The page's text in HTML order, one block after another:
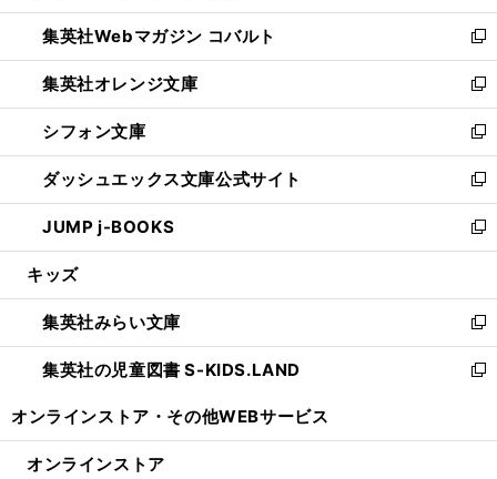
開
く
ウ
で
開
く
ン
ド
ウ
で
開
く
ウ
ィ
ン
ド
ウ
で
開
く
集英社Webマガジン コバルト
新
し
い
ウ
ィ
ン
ド
ウ
で
開
集英社オレンジ文庫
新
し
い
ウ
ィ
ン
ド
ウ
開
く
シフォン文庫
新
し
い
ウ
ィ
ン
ウ
で
開
く
ダッシュエックス文庫公式サイト
新
し
い
ウ
ン
ド
ウ
で
JUMP j-BOOKS
新
し
ウ
ィ
ン
ド
開
キッズ
集英社みらい文庫
新
し
い
ン
集英社の児童図書 S-KIDS.LAND
新
ウ
オンラインストア・ その他WEBサービス
オンラインストア